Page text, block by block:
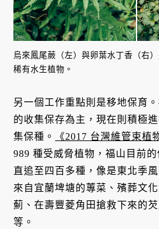
烏來鳳尾蕨（左）與卵葉水丁香（右
稀有水生植物。
另一個工作重點則是移地保育
的收集保存為主，現在則積極
集保種。
《2017 台灣維管束植
989 種受威脅植物，福山目前
直追至四百多種，像是東北季
來自宜蘭埤塘的蓴菜、殯葬文
薊、在壽豐菱角田搶救下來的
等。